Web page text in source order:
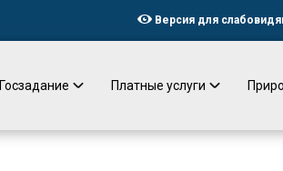
Госзадание Платные услуги
Версия для